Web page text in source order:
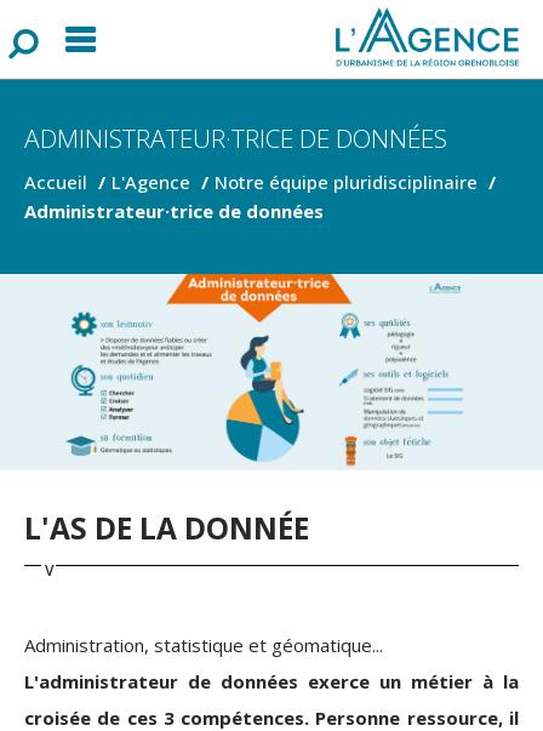
Menu
ADMINISTRATEUR·TRICE DE DONNÉES
Accueil L'Agence
Notre équipe pluridisciplinaire
Administrateur·trice de données
L'AS DE LA DONNÉE
Administration, statistique et géomatique...
L'administrateur de données exerce un métier à la
croisée de ces 3 compétences. Personne ressource, il